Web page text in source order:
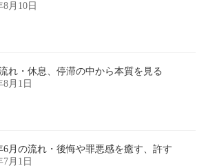
8月10日
れ・休息、停滞の中から本質を見る
8月1日
6月の流れ・後悔や罪悪感を癒す、許す
7月1日